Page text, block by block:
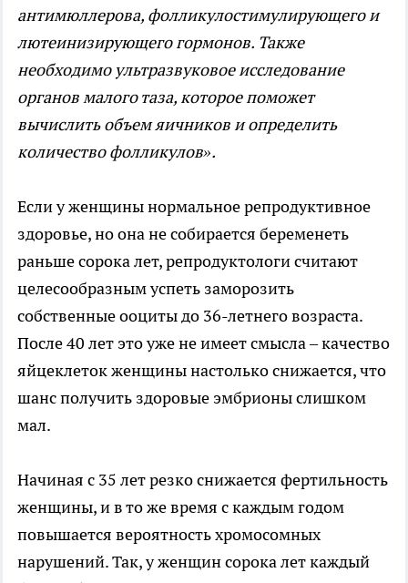
антимюллерова, фолликулостимулирующего и
лютеинизирующего гормонов. Также
необходимо ультразвуковое исследование
органов малого таза, которое поможет
вычислить объем яичников и определить
количество фолликулов».
Если у женщины нормальное репродуктивное
здоровье, но она не собирается беременеть
раньше сорока лет, репродуктологи считают
целесообразным успеть заморозить
собственные ооциты до 36-летнего возраста.
После 40 лет это уже не имеет смысла – качество
яйцеклеток женщины настолько снижается, что
шанс получить здоровые эмбрионы слишком
мал.
Начиная с 35 лет резко снижается фертильность
женщины, и в то же время с каждым годом
повышается вероятность хромосомных
нарушений. Так, у женщин сорока лет каждый